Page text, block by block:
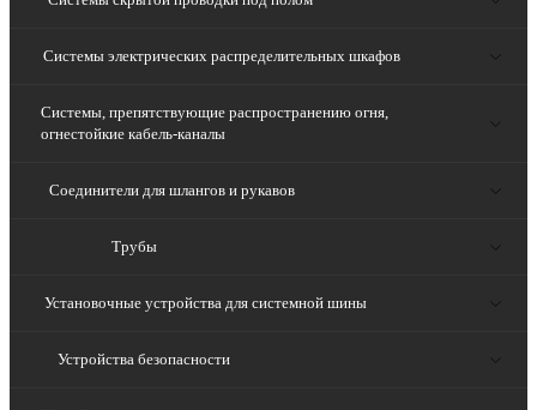
Системы электрических распределительных шкафов
Системы, препятствующие распространению огня,
огнестойкие кабель-каналы
Соединители для шлангов и рукавов
Трубы
Установочные устройства для системной шины
Устройства безопасности